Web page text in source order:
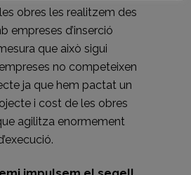
obres les realitzem des
empreses d’inserció
que això sigui
no competeixen
ja que hem pactat un
i cost de les obres
agilitza enormement